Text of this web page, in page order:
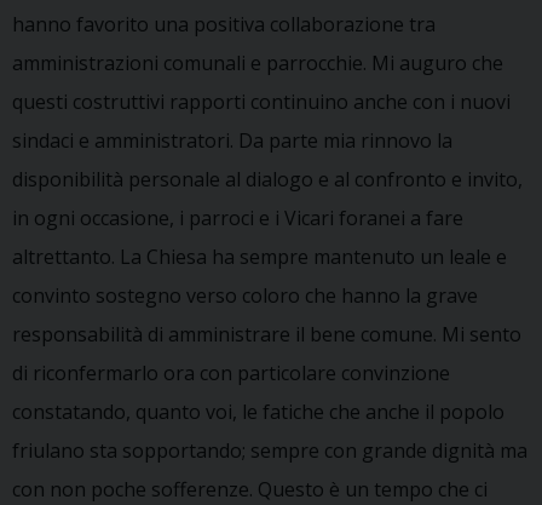
hanno favorito una positiva collaborazione tra
amministrazioni comunali e parrocchie. Mi auguro che
questi costruttivi rapporti continuino anche con i nuovi
sindaci e amministratori. Da parte mia rinnovo la
disponibilità personale al dialogo e al confronto e invito,
in ogni occasione, i parroci e i Vicari foranei a fare
altrettanto. La Chiesa ha sempre mantenuto un leale e
convinto sostegno verso coloro che hanno la grave
responsabilità di amministrare il bene comune. Mi sento
di riconfermarlo ora con particolare convinzione
constatando, quanto voi, le fatiche che anche il popolo
friulano sta sopportando; sempre con grande dignità ma
con non poche sofferenze. Questo è un tempo che ci